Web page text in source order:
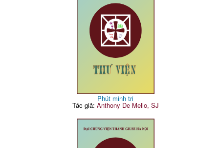
Phút minh tri
Tác giả: Anthony De Mello, SJ